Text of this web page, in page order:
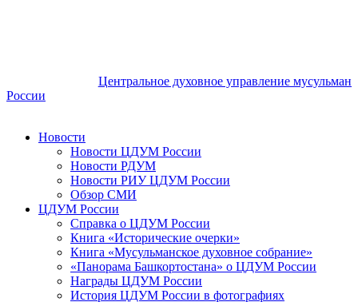
Центральное духовное управление мусульман
России
Новости
Новости ЦДУМ России
Новости РДУМ
Новости РИУ ЦДУМ России
Обзор СМИ
ЦДУМ России
Справка о ЦДУМ России
Книга «Исторические очерки»
Книга «Мусульманское духовное собрание»
«Панорама Башкортостана» о ЦДУМ России
Награды ЦДУМ России
История ЦДУМ России в фотографиях